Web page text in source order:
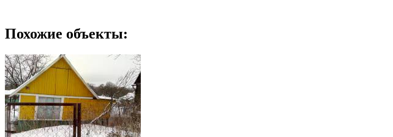
Похожие объекты: